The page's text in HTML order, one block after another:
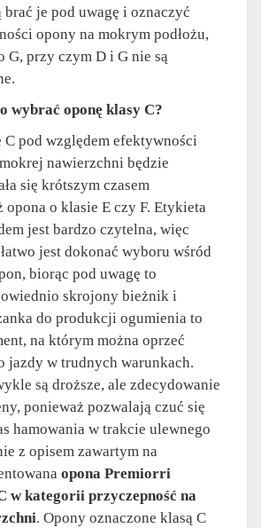
brać je pod uwagę i oznaczyć
opony na mokrym podłożu,
G, przy czym D i G nie są
wybrać oponę klasy C?
C pod względem efektywności
nawierzchni będzie
się krótszym czasem
opona o klasie E czy F. Etykieta
jest bardzo czytelna, więc
jest dokonać wyboru wśród
biorąc pod uwagę to
skrojony bieżnik i
do produkcji ogumienia to
na którym można oprzeć
jazdy w trudnych warunkach.
są droższe, ale zdecydowanie
ponieważ pozwalają czuć się
hamowania w trakcie ulewnego
z opisem zawartym na
opona Premiorri
w kategorii przyczepność na
. Opony oznaczone klasą C